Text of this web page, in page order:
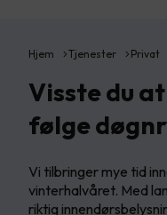
Hjem Tjenester Privat
Visste du
følge
Vi tilbringer mye tid
vinterhalvåret. Med
riktig